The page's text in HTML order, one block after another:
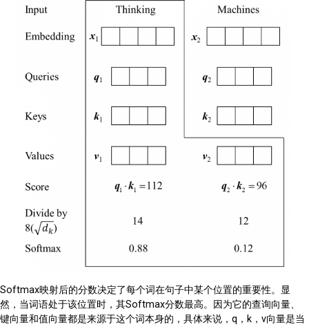
Softmax映射后的分数决定了每个词在句子中某个位置的重要性。显
然，当词语处于该位置时，其Softmax分数最高。因为它的查询向量、
键向量和值向量都是来源于这个词本身的，具体来说，q，k，v向量是当